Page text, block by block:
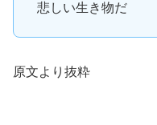
悲しい生き物だ
原文より抜粋